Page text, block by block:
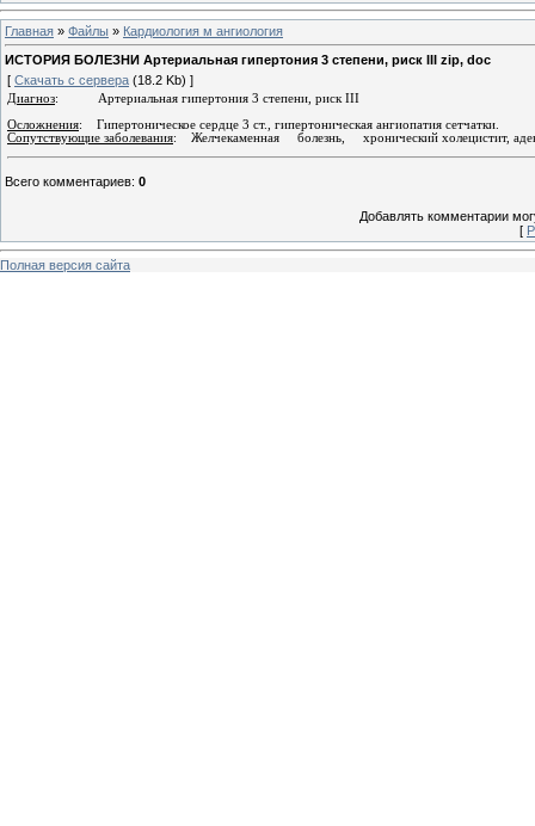
Главная » Файлы » Кардиология м ангиология
ИСТОРИЯ БОЛЕЗНИ Артериальная гипертония 3 степени, риск III zip, doc
[ Скачать с сервера (18.2 Kb) ]
Диагноз: Артериальная гипертония 3 степени, рискIII
Осложнения:
Гипертоническое сердце 3 ст., гипертоническая ангиопатия сетчатки.
Сопутствующие заболевания: Желчекаменная болезнь, хронический холецистит,
Всего комментариев: 0
Добавлять комментарии
[
Полная версия сайта